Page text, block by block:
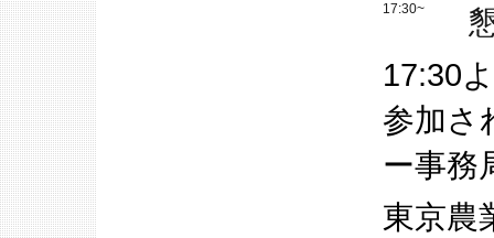
17:30~
17:30
参加さ
ー事務
東京農